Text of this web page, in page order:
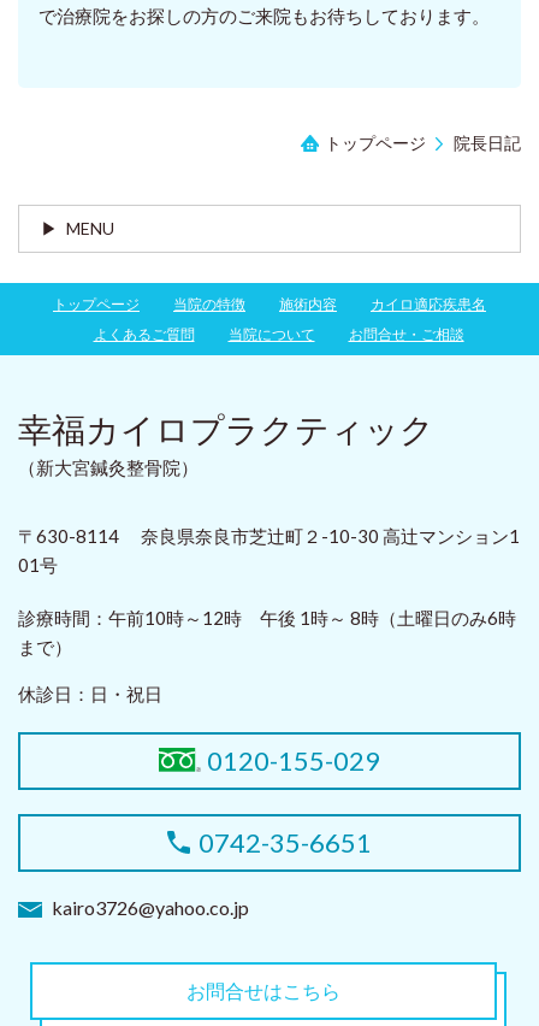
で治療院をお探しの方のご来院もお待ちしております。
トップページ 院長日記
MENU
トップページ 当院の特徴 施術内容
カイロ適応疾患名
よくあるご質問
当院について お問合せ・ご相談
幸福カイロプラクティック
（新大宮鍼灸整骨院）
〒630-8114 奈良県奈良市芝辻町２-10-30 高辻マンション1
01号
診療時間： 午前10時～12時 午後 1時～ 8時（土曜日のみ6時
まで）
休診日： 日・祝日
0120-155-029
0742-35-6651
kairo3726@yahoo.co.jp
お問合せはこちら